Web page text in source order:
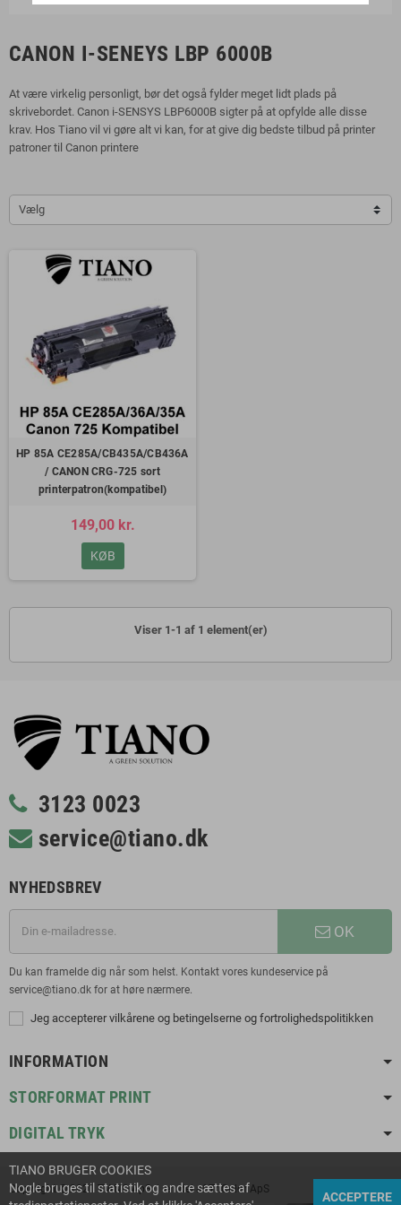
CANON I-SENEYS LBP 6000B
At være virkelig personligt, bør det også fylder meget lidt plads på
skrivebordet. Canon i-SENSYS LBP6000B sigter på at opfylde alle disse
krav. Hos Tiano vil vi gøre alt vi kan, for at give dig bedste tilbud på printer
patroner til Canon printere
Vælg
HP 85A CE285A/CB435A/CB436A
/ CANON CRG-725 sort
printerpatron(kompatibel)
149,00 kr.
KØB
Viser 1-1 af 1 element(er)
3123 0023
service@tiano.dk
NYHEDSBREV
OK
Du kan framelde dig når som helst. Kontakt vores kundeservice på
service@tiano.dk for at høre nærmere.
Jeg accepterer vilkårene og betingelserne og fortrolighedspolitikken
INFORMATION
STORFORMAT PRINT
DIGITAL TRYK
Copyright © 2021 TIANO ApS | en del af TriColor ApS
TIANO BRUGER COOKIES
Nogle bruges til statistik og andre sættes af
ACCEPTERE